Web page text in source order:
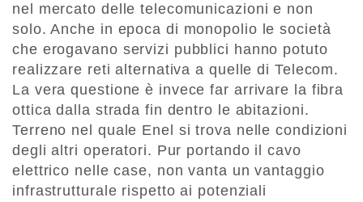
nel mercato delle telecomunicazioni e non
solo. Anche in epoca di monopolio le società
che erogavano servizi pubblici hanno potuto
realizzare reti alternativa a quelle di Telecom.
La vera questione è invece far arrivare la fibra
ottica dalla strada fin dentro le abitazioni.
Terreno nel quale Enel si trova nelle condizioni
degli altri operatori. Pur portando il cavo
elettrico nelle case, non vanta un vantaggio
infrastrutturale rispetto ai potenziali